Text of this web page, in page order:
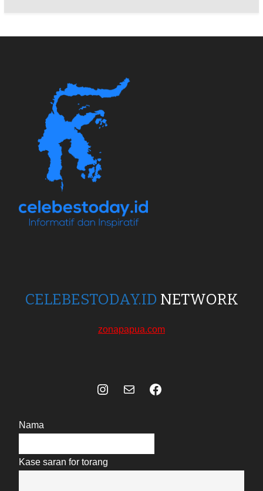
CELEBESTODAY.ID NETWORK
zonapapua.com
Instagram
Mail Celebes Today Social Media
Nama
Kase saran for torang